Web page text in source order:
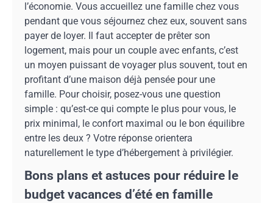
l’économie. Vous accueillez une famille chez vous
pendant que vous séjournez chez eux, souvent sans
payer de loyer. Il faut accepter de prêter son
logement, mais pour un couple avec enfants, c’est
un moyen puissant de voyager plus souvent, tout en
profitant d’une maison déjà pensée pour une
famille. Pour choisir, posez-vous une question
simple : qu’est-ce qui compte le plus pour vous, le
prix minimal, le confort maximal ou le bon équilibre
entre les deux ? Votre réponse orientera
naturellement le type d’hébergement à privilégier.
Bons plans et astuces pour réduire le
budget vacances d’été en famille